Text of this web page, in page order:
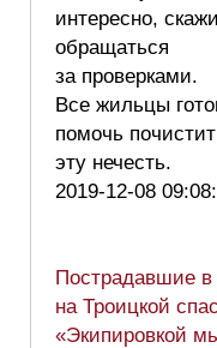
интересно,
обращаться
за проверками.
Все жильцы
помочь
эту нечесть.
2019-12-08
Пострадавшие в
на Троицкой
«Экипировкой